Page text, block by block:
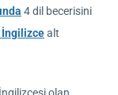
4 dil becerisini
İngilizcealt